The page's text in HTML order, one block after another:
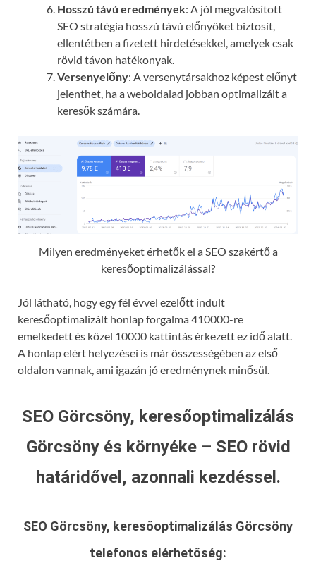
Hosszú távú eredmények: A jól megvalósított
SEO stratégia hosszú távú előnyöket biztosít,
ellentétben a fizetett hirdetésekkel, amelyek csak
rövid távon hatékonyak.
Versenyelőny: A versenytársakhoz képest előnyt
jelenthet, ha a weboldalad jobban optimalizált a
keresők számára.
Milyen eredményeket érhetők el a SEO szakértő a
keresőoptimalizálással?
Jól látható, hogy egy fél évvel ezelőtt indult
keresőoptimalizált honlap forgalma 410000-re
emelkedett és közel 10000 kattintás érkezett ez idő alatt.
A honlap elért helyezései is már összességében az első
oldalon vannak, ami igazán jó eredménynek minősül.
SEO Görcsöny, keresőoptimalizálás
Görcsöny és környéke – SEO rövid
határidővel, azonnali kezdéssel.
SEO Görcsöny, keresőoptimalizálás Görcsöny
telefonos elérhetőség: